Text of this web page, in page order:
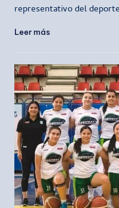
representativo del
Leer más